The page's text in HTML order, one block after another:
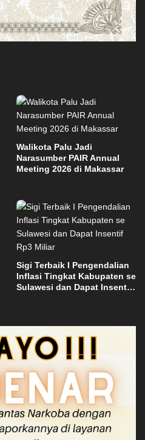
Walikota Palu Jadi
Narasumber PAIR Annual
Meeting 2026 di Makassar
Sigi Terbaik I Pengendalian
Inflasi Tingkat Kabupaten se
Sulawesi dan Dapat Insentif